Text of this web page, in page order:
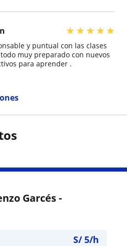
★★★★★
y puntual con las clases
muy preparado con nuevos
para aprender .
Garcés -
S/5/h